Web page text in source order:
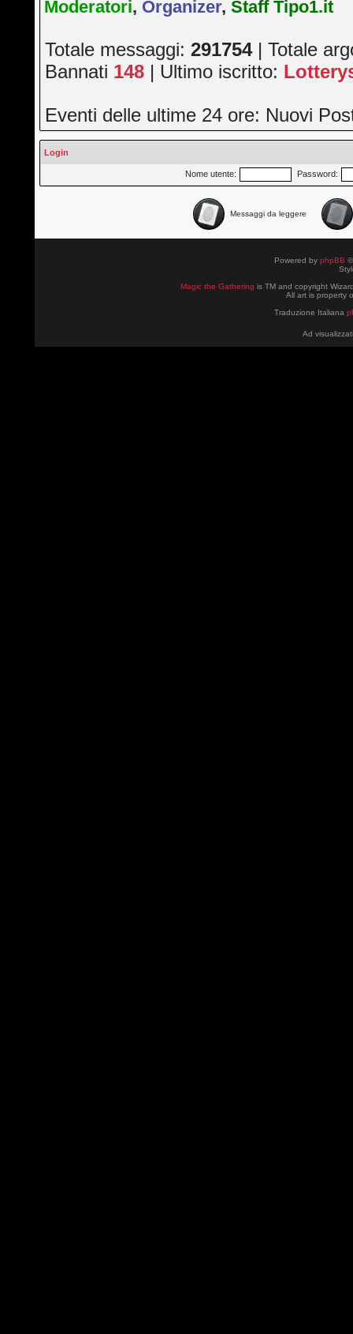
Moderatori, Organizer,Staff Tipo1.it
Totale messaggi:291754| Totale
Bannati 148 | Ultimo iscritto:
Eventi delle ultime 24 ore: Nuovi
Login
Nome utente: Password:
Messaggi da leggere
Powered by phpBB
Magic the Gathering is TM and copyright
All art is property
Traduzione Italiana
Ad